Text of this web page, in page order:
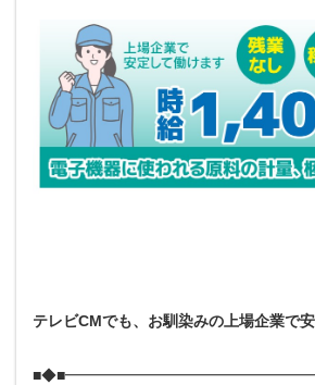
テレビCMでも、お馴染みの上場企業で